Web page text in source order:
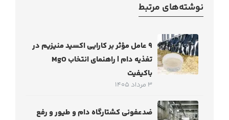
نوشته‌های مرتبط
۹ عامل مؤثر بر کارایی اکسید منیزیم در
تغذیه دام | راهنمای انتخاب MgO
باکیفیت
3 مرداد 1405
ضدعفونی کشتارگاه دام و طیور و رفع